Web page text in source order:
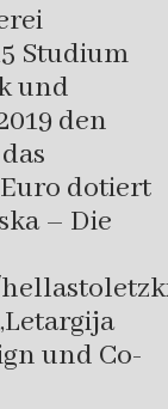
Studium
und
den
dotiert
– Die
und Co-